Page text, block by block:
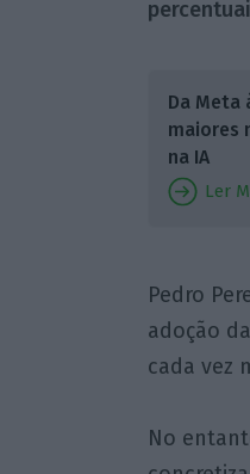
Da Meta
maiores
na IA
Ler
Pedro
adoção
cada vez
No